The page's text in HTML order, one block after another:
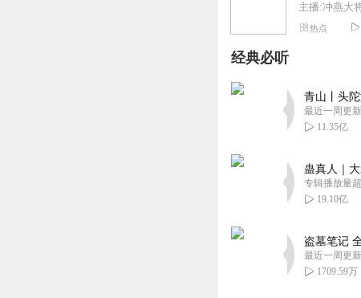
主播:冲燕大
热点
经典必听
青山丨头
最近一周更新
11.35亿
蛊真人｜
专辑播放量
19.10亿
盗墓笔记
最近一周更新
1709.59万